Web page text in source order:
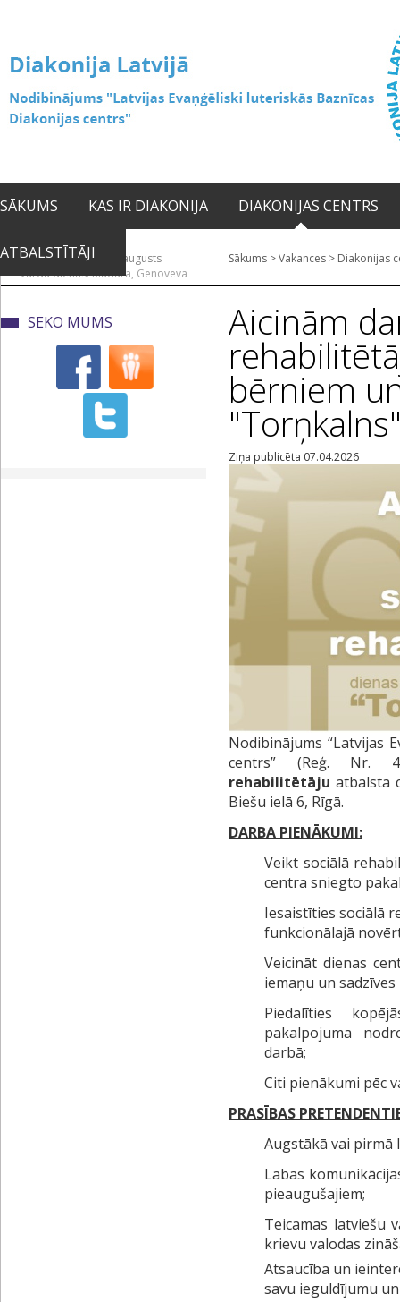
SĀKUMS KAS IR DIAKONIJA DIAKONIJAS CENTRS
ATBALSTĪTĀJI2026. gada 09. augusts
Vārda dienas: Madara, Genoveva
Sākums >Vakances > Diakonijas
SEKO MUMS Aicinām
bērniem
Ziņa publicēta 07.04.2026
Nodibinājums “Latvijas
centrs” (Reģ. Nr.
rehabilitētāju atbalsta
Biešu ielā 6, Rīgā.
DARBA PIENĀKUMI:
Veikt sociālā
centra sniegto
Iesaistīties sociālā
funkcionālajā
Veicināt dienas
iemaņu un
Piedalīties
pakalpojuma
darbā;
Citi pienākumi pēc
PRASĪBAS
Augstākā vai
Labas
pieaugušajiem;
Teicamas latviešu
krievu valodas
Atsaucība un
savu ieguldījumu